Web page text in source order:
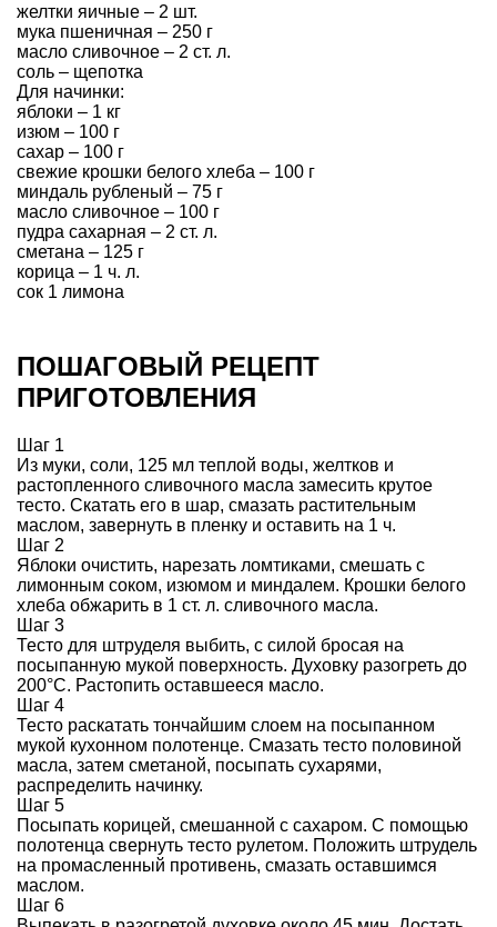
желтки яичные – 2 шт.
мука пшеничная – 250 г
масло сливочное – 2 ст. л.
соль – щепотка
Для начинки:
яблоки – 1 кг
изюм – 100 г
сахар – 100 г
свежие крошки белого хлеба – 100 г
миндаль рубленый – 75 г
масло сливочное – 100 г
пудра сахарная – 2 ст. л.
сметана – 125 г
корица – 1 ч. л.
сок 1 лимона
ПОШАГОВЫЙ РЕЦЕПТ
ПРИГОТОВЛЕНИЯ
Шаг 1
Из муки, соли, 125 мл теплой воды, желтков и
растопленного сливочного масла замесить крутое
тесто. Скатать его в шар, смазать растительным
маслом, завернуть в пленку и оставить на 1 ч.
Шаг 2
Яблоки очистить, нарезать ломтиками, смешать с
лимонным соком, изюмом и миндалем. Крошки белого
хлеба обжарить в 1 ст. л. сливочного масла.
Шаг 3
Тесто для штруделя выбить, с силой бросая на
посыпанную мукой поверхность. Духовку разогреть до
200°С. Растопить оставшееся масло.
Шаг 4
Тесто раскатать тончайшим слоем на посыпанном
мукой кухонном полотенце. Смазать тесто половиной
масла, затем сметаной, посыпать сухарями,
распределить начинку.
Шаг 5
Посыпать корицей, смешанной с сахаром. С помощью
полотенца свернуть тесто рулетом. Положить штрудель
на промасленный противень, смазать оставшимся
маслом.
Шаг 6